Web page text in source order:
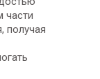
части
получая